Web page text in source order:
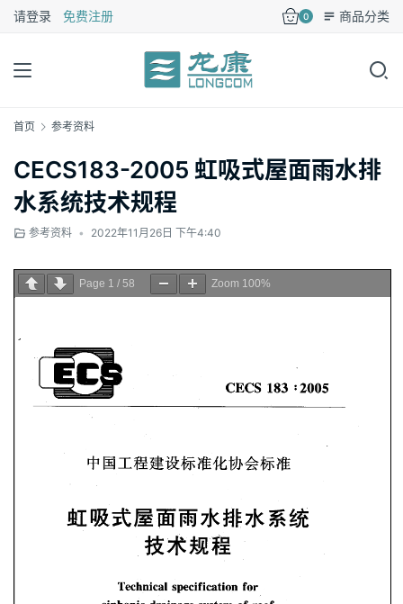
请登录 免费注册 0 商品分类
首页 参考资料
CECS183-2005 虹吸式屋面雨水排
水系统技术规程
参考资料 • 2022年11月26日 下午4:40
Page 1 / 58 Zoom 100%